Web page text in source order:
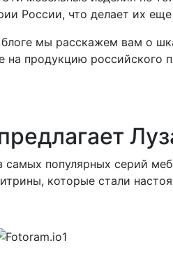
России, что делает их
мы расскажем вам о
на продукцию российского
самых популярных серий
которые стали